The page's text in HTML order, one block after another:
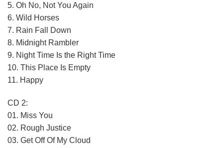
5. Oh No, Not You Again
6. Wild Horses
7. Rain Fall Down
8. Midnight Rambler
9. Night Time Is the Right Time
10. This Place Is Empty
11. Happy
CD 2:
01. Miss You
02. Rough Justice
03. Get Off Of My Cloud